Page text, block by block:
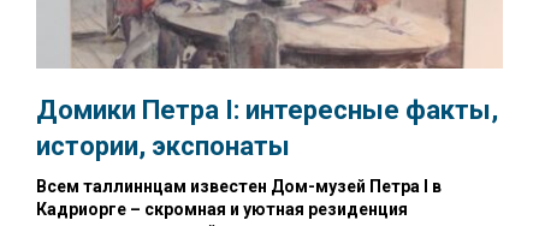
Домики Петра I: интересные факты,
истории, экспонаты
Всем таллиннцам известен Дом-музей Петра I в
Кадриорге – скромная и уютная резиденция